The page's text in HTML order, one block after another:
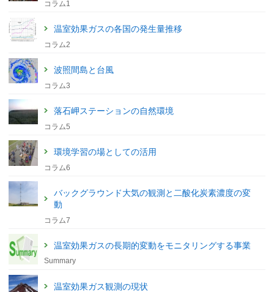
コラム1
温室効果ガスの各国の発生量推移
コラム2
波照間島と台風
コラム3
落石岬ステーションの自然環境
コラム5
環境学習の場としての活用
コラム6
バックグラウンド大気の観測と二酸化炭素濃度の変
動
コラム7
温室効果ガスの長期的変動をモニタリングする事業
Summary
温室効果ガス観測の現状